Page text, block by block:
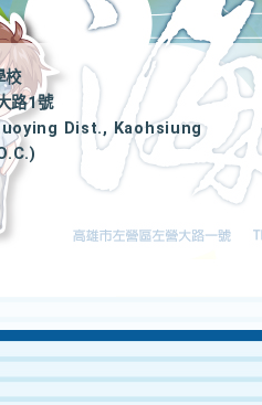
校
路1號
Dist., Kaohsiung